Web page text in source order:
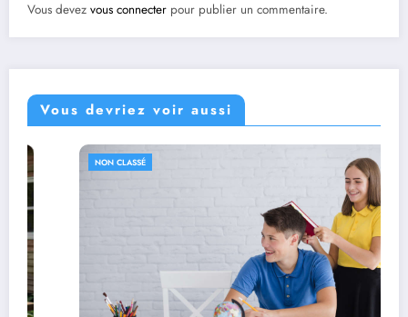
Vous devez vous connecter pour publier un commentaire.
Vous devriez voir aussi